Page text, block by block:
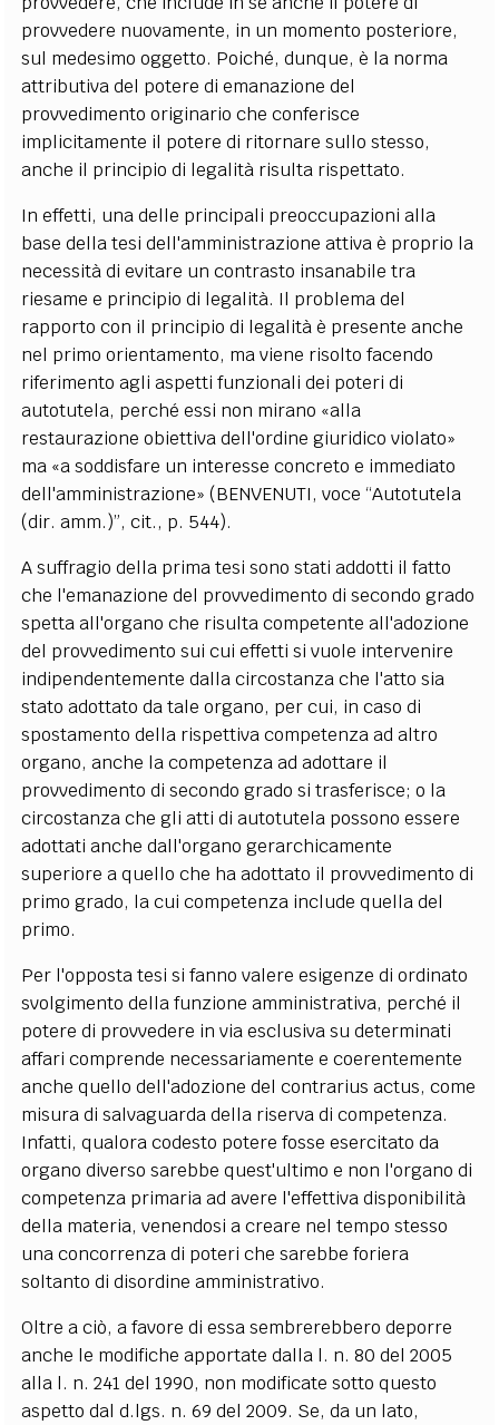
provvedere nuovamente, in un momento posteriore,
sul medesimo oggetto. Poiché, dunque, è la norma
attributiva del potere di emanazione del
provvedimento originario che conferisce
implicitamente il potere di ritornare sullo stesso,
anche il principio di legalità risulta rispettato.
In effetti, una delle principali preoccupazioni alla
base della tesi dell'amministrazione attiva è proprio la
necessità di evitare un contrasto insanabile tra
riesame e principio di legalità. Il problema del
rapporto con il principio di legalità è presente anche
nel primo orientamento, ma viene risolto facendo
riferimento agli aspetti funzionali dei poteri di
autotutela, perché essi non mirano «alla
restaurazione obiettiva dell'ordine giuridico violato»
ma «a soddisfare un interesse concreto e immediato
dell'amministrazione» (BENVENUTI, voce “Autotutela
(dir. amm.)”, cit., p. 544).
A suffragio della prima tesi sono stati addotti il fatto
che l'emanazione del provvedimento di secondo grado
spetta all'organo che risulta competente all'adozione
del provvedimento sui cui effetti si vuole intervenire
indipendentemente dalla circostanza che l'atto sia
stato adottato da tale organo, per cui, in caso di
spostamento della rispettiva competenza ad altro
organo, anche la competenza ad adottare il
provvedimento di secondo grado si trasferisce; o la
circostanza che gli atti di autotutela possono essere
adottati anche dall'organo gerarchicamente
superiore a quello che ha adottato il provvedimento di
primo grado, la cui competenza include quella del
primo.
Per l'opposta tesi si fanno valere esigenze di ordinato
svolgimento della funzione amministrativa, perché il
potere di provvedere in via esclusiva su determinati
affari comprende necessariamente e coerentemente
anche quello dell'adozione del contrarius actus, come
misura di salvaguarda della riserva di competenza.
Infatti, qualora codesto potere fosse esercitato da
organo diverso sarebbe quest'ultimo e non l'organo di
competenza primaria ad avere l'effettiva disponibilità
della materia, venendosi a creare nel tempo stesso
una concorrenza di poteri che sarebbe foriera
soltanto di disordine amministrativo.
Oltre a ciò, a favore di essa sembrerebbero deporre
anche le modifiche apportate dalla l. n. 80 del 2005
alla l. n. 241 del 1990, non modificate sotto questo
aspetto dal d.lgs. n. 69 del 2009. Se, da un lato,